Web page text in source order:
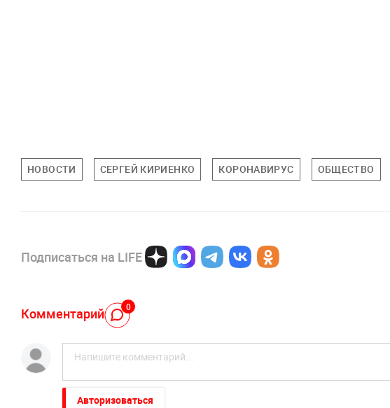
НОВОСТИ СЕРГЕЙ КИРИЕНКО КОРОНАВИРУС ОБЩЕСТВО
Подписаться на LIFE
Комментарий 0
Авторизоваться